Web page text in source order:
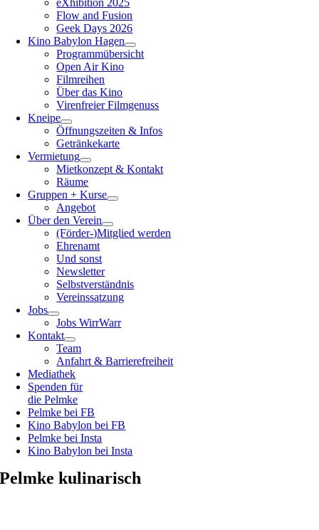
eXhibition 2025
Flow and Fusion
Geek Days 2026
Kino Babylon Hagen
Programmübersicht
Open Air Kino
Filmreihen
Über das Kino
Virenfreier Filmgenuss
Kneipe
Öffnungszeiten & Infos
Getränkekarte
Vermietung
Mietkonzept & Kontakt
Räume
Gruppen + Kurse
Angebot
Über den Verein
(Förder-)Mitglied werden
Ehrenamt
Und sonst
Newsletter
Selbstverständnis
Vereinssatzung
Jobs
Jobs WirrWarr
Kontakt
Team
Anfahrt & Barrierefreiheit
Mediathek
Spenden für
die Pelmke
Pelmke bei FB
Kino Babylon bei FB
Pelmke bei Insta
Kino Babylon bei Insta
Pelmke kulinarisch